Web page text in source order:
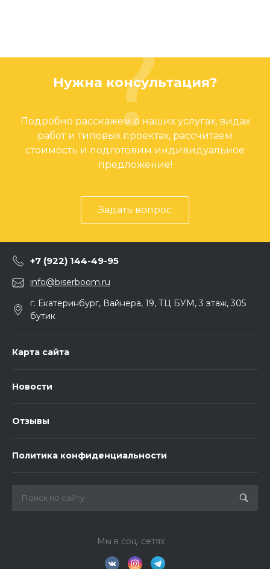
Нужна консультация?
Подробно расскажем о наших услугах, видах
работ и типовых проектах, рассчитаем
стоимость и подготовим индивидуальное
предложение!
Задать вопрос
+7 (922) 144-49-95
info@biserboom.ru
г. Екатеринбург, Вайнера, 19, ТЦ БУМ, 3 этаж, 305
бутик
Карта сайта
Новости
Отзывы
Политика конфиденциальности
Мы в соц. сетях